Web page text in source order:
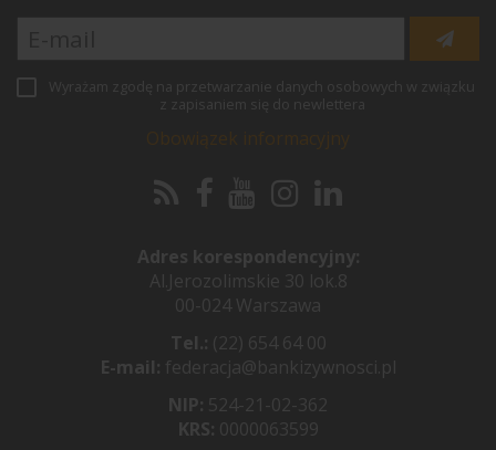
Wyrażam zgodę na przetwarzanie danych osobowych w związku
z zapisaniem się do newlettera
Adres korespondencyjny:
Al.Jerozolimskie 30 lok.8
00-024 Warszawa
Tel.: (22) 654 64 00
E-mail: federacja@bankizywnosci.pl
NIP: 524-21-02-362
KRS: 0000063599